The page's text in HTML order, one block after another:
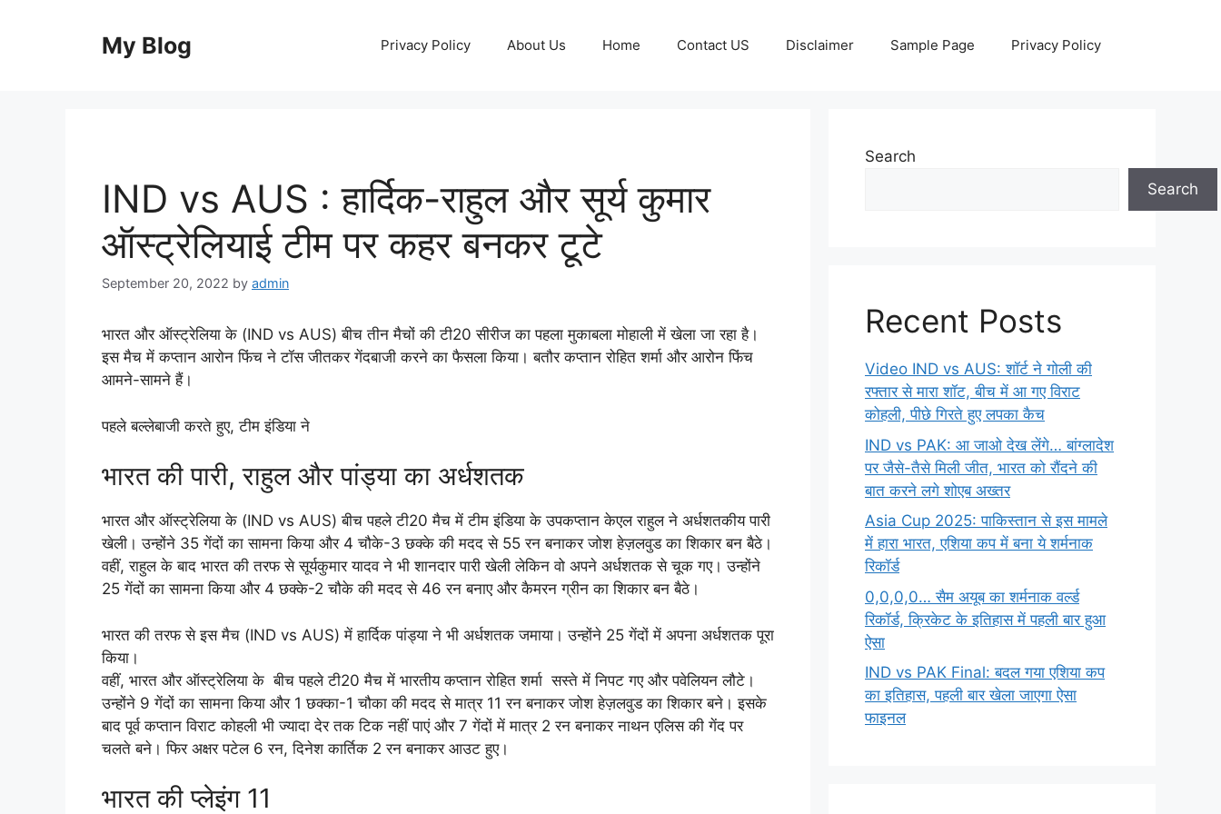
My Blog Privacy Policy About Us Home Contact US Disclaimer Sample Page Privacy Policy
IND vs AUS : हार्दिक-राहुल और सूर्य कुमार
ऑस्ट्रेलियाई टीम पर कहर बनकर टूटे
September 20, 2022 by admin
भारत और ऑस्ट्रेलिया के (IND vs AUS) बीच तीन मैचों की टी20 सीरीज का पहला मुकाबला मोहाली में खेला जा रहा है।
इस मैच में कप्तान आरोन फिंच ने टॉस जीतकर गेंदबाजी करने का फैसला किया। बतौर कप्तान रोहित शर्मा और आरोन फिंच
आमने-सामने हैं।
पहले बल्लेबाजी करते हुए, टीम इंडिया ने
भारत की पारी, राहुल और पांड्या का अर्धशतक
भारत और ऑस्ट्रेलिया के (IND vs AUS) बीच पहले टी20 मैच में टीम इंडिया के उपकप्तान केएल राहुल ने अर्धशतकीय पारी
खेली। उन्होंने 35 गेंदों का सामना किया और 4 चौके-3 छक्के की मदद से 55 रन बनाकर जोश हेज़लवुड का शिकार बन बैठे।
वहीं, राहुल के बाद भारत की तरफ से सूर्यकुमार यादव ने भी शानदार पारी खेली लेकिन वो अपने अर्धशतक से चूक गए। उन्होंने
25 गेंदों का सामना किया और 4 छक्के-2 चौके की मदद से 46 रन बनाए और कैमरन ग्रीन का शिकार बन बैठे।
भारत की तरफ से इस मैच (IND vs AUS) में हार्दिक पांड्या ने भी अर्धशतक जमाया। उन्होंने 25 गेंदों में अपना अर्धशतक पूरा
किया।
वहीं, भारत और ऑस्ट्रेलिया के बीच पहले टी20 मैच में भारतीय कप्तान रोहित शर्मा सस्ते में निपट गए और पवेलियन लौटे।
उन्होंने 9 गेंदों का सामना किया और 1 छक्का-1 चौका की मदद से मात्र 11 रन बनाकर जोश हेज़लवुड का शिकार बने। इसके
बाद पूर्व कप्तान विराट कोहली भी ज्यादा देर तक टिक नहीं पाएं और 7 गेंदों में मात्र 2 रन बनाकर नाथन एलिस की गेंद पर
चलते बने। फिर अक्षर पटेल 6 रन, दिनेश कार्तिक 2 रन बनाकर आउट हुए।
भारत की प्लेइंग 11
Search
Search
Recent Posts
Video IND vs AUS: शॉर्ट ने गोली की
रफ्तार से मारा शॉट, बीच में आ गए विराट
कोहली, पीछे गिरते हुए लपका कैच
IND vs PAK: आ जाओ देख लेंगे… बांग्लादेश
पर जैसे-तैसे मिली जीत, भारत को रौंदने की
बात करने लगे शोएब अख्तर
Asia Cup 2025: पाकिस्तान से इस मामले
में हारा भारत, एशिया कप में बना ये शर्मनाक
रिकॉर्ड
0,0,0,0… सैम अयूब का शर्मनाक वर्ल्ड
रिकॉर्ड, क्रिकेट के इतिहास में पहली बार हुआ
ऐसा
IND vs PAK Final: बदल गया एशिया कप
का इतिहास, पहली बार खेला जाएगा ऐसा
फाइनल